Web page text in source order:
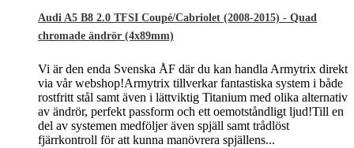
Audi A5 B8 2.0 TFSI Coupé/Cabriolet (2008-2015) - Quad
chromade ändrör (4x89mm)
Vi är den enda Svenska ÅF där du kan handla Armytrix direkt
via vår webshop!Armytrix tillverkar fantastiska system i både
rostfritt stål samt även i lättviktig Titanium med olika alternativ
av ändrör, perfekt passform och ett oemotståndligt ljud!Till en
del av systemen medföljer även spjäll samt trådlöst
fjärrkontroll för att kunna manövrera spjällens...